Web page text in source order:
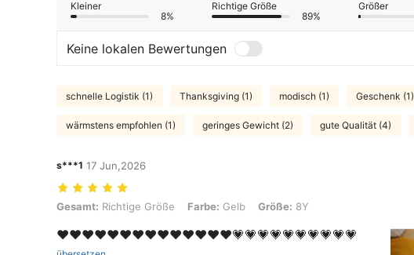
Kleiner
8%
Richtige Größe
89%
Größer
Keine lokalen Bewertungen
schnelle Logistik (1) Thanksgiving (1) modisch (1) Geschenk (1)
wärmstens empfohlen (1) geringes Gewicht (2) gute Qualität (4)
s***1 17 Jun,2026
Gesamt: Richtige Größe, Farbe: Gelb, Größe: 8Y
Gesamt: Richtige Größe Farbe: Gelb Größe: 8Y
❤️❤️❤️❤️❤️❤️❤️❤️❤️❤️❤️❤️❤️❤️💗💗💗💗💗💗💗💗💗💗